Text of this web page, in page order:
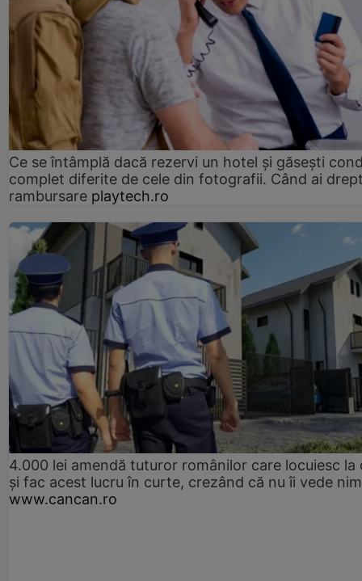
Ce se întâmplă dacă rezervi un hotel și găsești
complet diferite de cele din fotografii. Când ai
rambursare playtech.ro
4.000 lei amendă tuturor românilor care locuiesc la
și fac acest lucru în curte, crezând că nu îi vede
www.cancan.ro